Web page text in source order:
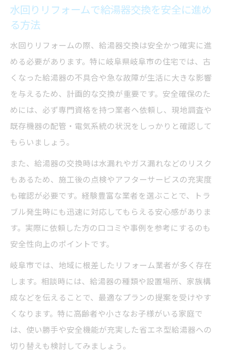
水回りリフォームと給湯器保証の関係を解
岐阜市で注目される水回りリフォームの最新情
報
水回りリフォーム最新トレンドと省エネ給
湯器
水回りリフォームで重視すべき新機能の特
徴
給湯器交換時に注目したい新しい施工事例
補助金対象となる水回りリフォームの基準
岐阜市で人気の水回りリフォーム施工傾向
補助金を賢く使う水回りリフォームの手順解説
水回りリフォーム補助金活用の流れと注意
点
給湯器交換で使える補助金申請のタイミン
グ
水回りリフォーム対象工事のチェックリス
ト
補助金申請時に抑えておきたい費用条件
水回りリフォームで対象外にならない工事
内容
水回りリフォームで給湯器交換を安全に進め
る方法
水回りリフォームの際、給湯器交換は安全かつ確実に進
める必要があります。特に岐阜県岐阜市の住宅では、古
くなった給湯器の不具合や急な故障が生活に大きな影響
を与えるため、計画的な交換が重要です。安全確保のた
めには、必ず専門資格を持つ業者へ依頼し、現地調査や
既存機器の配管・電気系統の状況をしっかりと確認して
もらいましょう。
また、給湯器の交換時は水漏れやガス漏れなどのリスク
もあるため、施工後の点検やアフターサービスの充実度
も確認が必要です。経験豊富な業者を選ぶことで、トラ
ブル発生時にも迅速に対応してもらえる安心感がありま
す。実際に依頼した方の口コミや事例を参考にするのも
安全性向上のポイントです。
岐阜市では、地域に根差したリフォーム業者が多く存在
します。相談時には、給湯器の種類や設置場所、家族構
成などを伝えることで、最適なプランの提案を受けやす
くなります。特に高齢者や小さなお子様がいる家庭で
は、使い勝手や安全機能が充実した省エネ型給湯器への
切り替えも検討してみましょう。